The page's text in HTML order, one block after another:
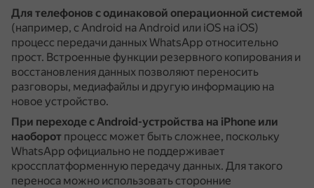
Для телефонов с одинаковой операционной системой
(например, с Android на Android или iOS на iOS)
процесс передачи данных WhatsApp относительно
прост. Встроенные функции резервного копирования и
восстановления данных позволяют переносить
разговоры, медиафайлы и другую информацию на
новое устройство.
При переходе с Android-устройства на iPhone или
наоборот процесс может быть сложнее, поскольку
WhatsApp официально не поддерживает
кроссплатформенную передачу данных. Для такого
переноса можно использовать сторонние